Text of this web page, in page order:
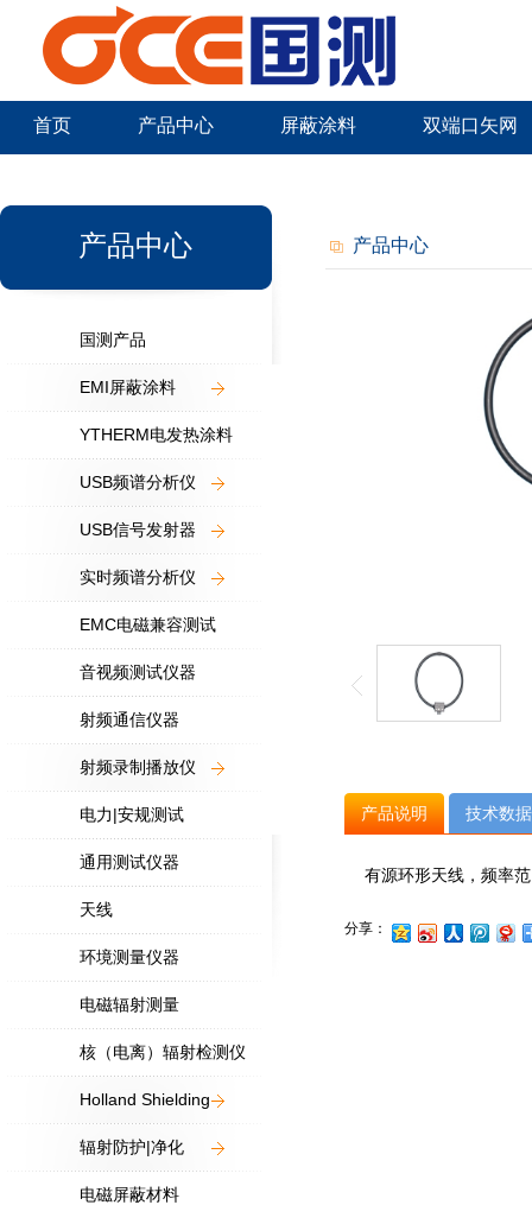
首页 产品中心 屏蔽涂料 双端口矢网
产品中心
国测产品
EMI屏蔽涂料
YTHERM电发热涂料
USB频谱分析仪
USB信号发射器
实时频谱分析仪
EMC电磁兼容测试
音视频测试仪器
射频通信仪器
射频录制播放仪
电力|安规测试
通用测试仪器
天线
环境测量仪器
电磁辐射测量
核（电离）辐射检测仪
Holland Shielding
辐射防护|净化
电磁屏蔽材料
产品中心
产品说明 技术数据
有源环形天线，频率
分享：